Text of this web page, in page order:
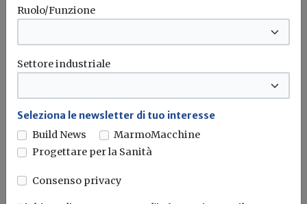
Potrebbe interessarti
Earth Overshoot Day, AIEL: «Gestione
attiva delle foreste e rinnovabili per
L'associazione richiama l'urgenza di accelerare la
transizione energetica superando la dipendenza dalle...
Sostenibilità
Ruolo/Funzione
Settore industriale
Seleziona le newsletter di tuo interesse
Build News
MarmoMacchine
Progettare per la Sanità
Consenso privacy